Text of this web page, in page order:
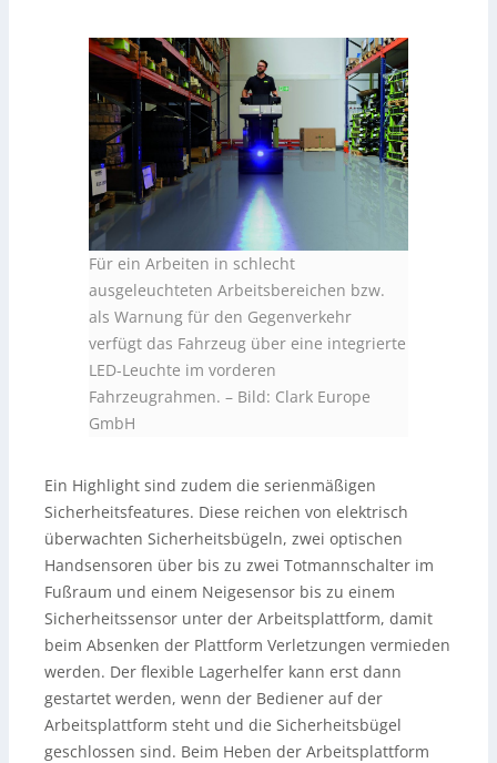
Für ein Arbeiten in schlecht
ausgeleuchteten Arbeitsbereichen bzw.
als Warnung für den Gegenverkehr
verfügt das Fahrzeug über eine integrierte
LED-Leuchte im vorderen
Fahrzeugrahmen. – Bild: Clark Europe
GmbH
Ein Highlight sind zudem die serienmäßigen
Sicherheitsfeatures. Diese reichen von elektrisch
überwachten Sicherheitsbügeln, zwei optischen
Handsensoren über bis zu zwei Totmannschalter im
Fußraum und einem Neigesensor bis zu einem
Sicherheitssensor unter der Arbeitsplattform, damit
beim Absenken der Plattform Verletzungen vermieden
werden. Der flexible Lagerhelfer kann erst dann
gestartet werden, wenn der Bediener auf der
Arbeitsplattform steht und die Sicherheitsbügel
geschlossen sind. Beim Heben der Arbeitsplattform